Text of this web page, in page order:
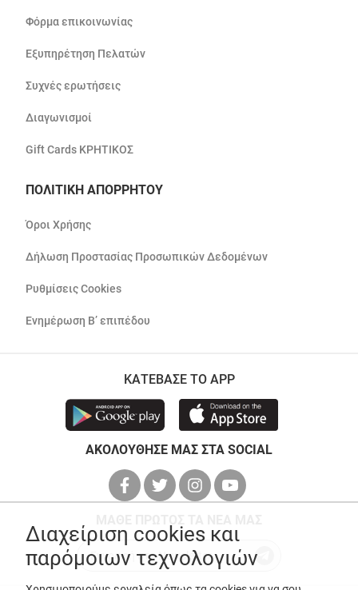
Φόρμα επικοινωνίας
Εξυπηρέτηση Πελατών
Συχνές ερωτήσεις
Διαγωνισμοί
Gift Cards ΚΡΗΤΙΚΟΣ
ΠΟΛΙΤΙΚΗ ΑΠΟΡΡΗΤΟΥ
Όροι Χρήσης
Δήλωση Προστασίας Προσωπικών Δεδομένων
Ρυθμίσεις Cookies
Ενημέρωση Β’ επιπέδου
ΚΑΤΕΒΑΣΕ ΤΟ APP
ΑΚΟΛΟΥΘΗΣΕ ΜΑΣ ΣΤΑ SOCIAL
Διαχείριση cookies και
παρόμοιων τεχνολογιών